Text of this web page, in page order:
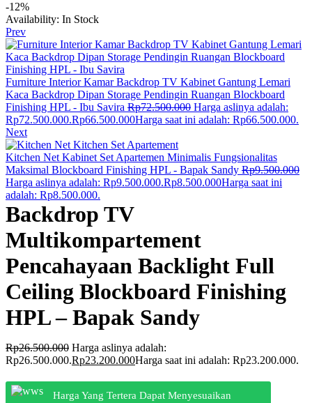
-12%
Availability: In Stock
Prev
Furniture Interior Kamar Backdrop TV Kabinet Gantung Lemari
Kaca Backdrop Dipan Storage Pendingin Ruangan Blockboard
Finishing HPL - Ibu Savira Rp72.500.000 Harga aslinya adalah:
Rp72.500.000.Rp66.500.000Harga saat ini adalah: Rp66.500.000.
Next
Kitchen Net Kabinet Set Apartemen Minimalis Fungsionalitas
Maksimal Blockboard Finishing HPL - Bapak Sandy Rp9.500.000
Harga aslinya adalah: Rp9.500.000.Rp8.500.000Harga saat ini
adalah: Rp8.500.000.
Backdrop TV
Multikompartement
Pencahayaan Backlight Full
Ceiling Blockboard Finishing
HPL – Bapak Sandy
Rp26.500.000 Harga aslinya adalah:
Rp26.500.000.Rp23.200.000Harga saat ini adalah: Rp23.200.000.
Harga Yang Tertera Dapat Menyesuaikan